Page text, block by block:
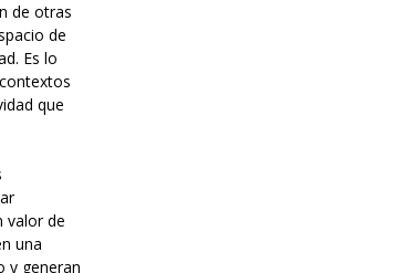
de otras
de
Es lo
que
valor de
una
y generan